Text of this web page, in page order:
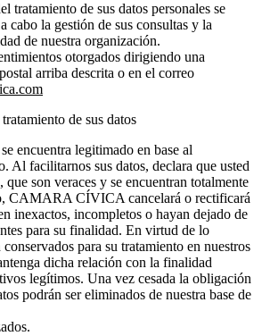
tratamiento de sus datos personales se
cabo la gestión de sus consultas y la
de nuestra organización.
otorgados dirigiendo una
arriba descrita o en el correo
de sus datos
encuentra legitimado en base al
Al facilitarnos sus datos, declara que usted
que son veraces y se encuentran totalmente
CAMARA CÍVICA cancelará o rectificará
inexactos, incompletos o hayan dejado de
para su finalidad. En virtud de lo
para su tratamiento en nuestros
dicha relación con la finalidad
legítimos. Una vez cesada la obligación
podrán ser eliminados de nuestra base de